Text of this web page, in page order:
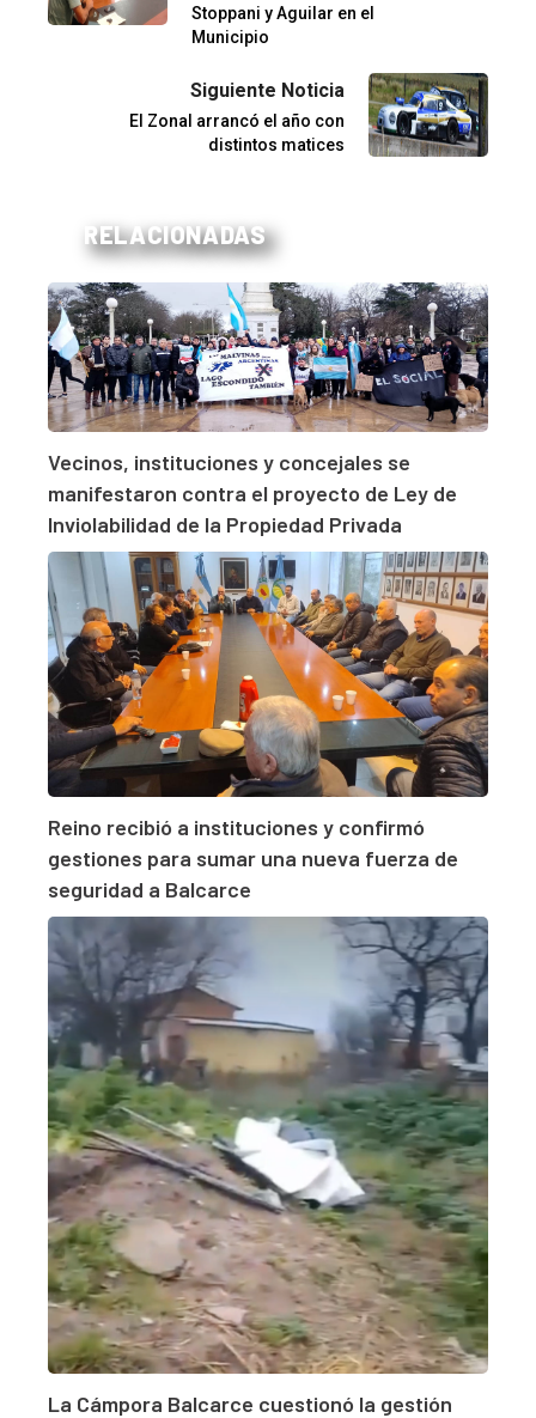
Stoppani y Aguilar en el
Municipio
Siguiente Noticia
El Zonal arrancó el año con
distintos matices
RELACIONADAS
Vecinos, instituciones y concejales se
manifestaron contra el proyecto de Ley de
Inviolabilidad de la Propiedad Privada
Reino recibió a instituciones y confirmó
gestiones para sumar una nueva fuerza de
seguridad a Balcarce
La Cámpora Balcarce cuestionó la gestión